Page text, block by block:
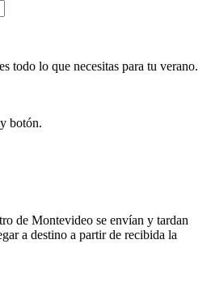
todo lo que necesitas para tu verano.
botón.
de Montevideo se envían y tardan
a destino a partir de recibida la